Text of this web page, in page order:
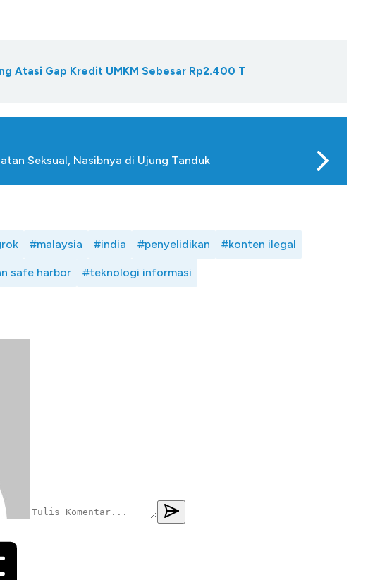
Atasi Gap Kredit UMKM Sebesar Rp2.400 T
Seksual, Nasibnya di Ujung Tanduk
#malaysia #india #penyelidikan #konten ilegal
safe harbor #teknologi informasi